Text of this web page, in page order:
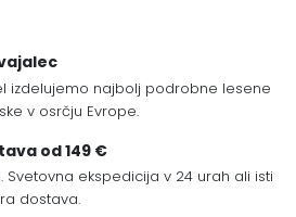
izdelujemo najbolj podrobne lesene
v osrčju Evrope.
od 149 €
Svetovna ekspedicija v 24 urah ali isti
dostava.